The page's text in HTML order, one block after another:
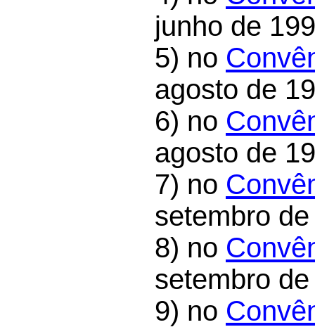
junho de
5) no
agosto de
6) no
agosto de
7) no
setembro
8) no
setembro
9) no